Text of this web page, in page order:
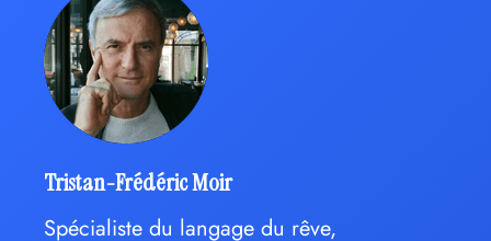
Tristan-Frédéric Moir
Spécialiste du langage du rêve,